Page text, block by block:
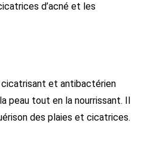
d’acné et les
et antibactérien
peau tout en la nourrissant. Il
des plaies et cicatrices.